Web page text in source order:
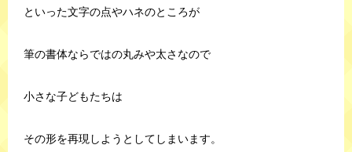
といった文字の点やハネのところが
筆の書体ならではの丸みや太さなので
小さな子どもたちは
その形を再現しようとしてしまいます。